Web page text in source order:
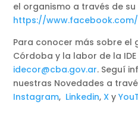
el organismo a través de
https://
Para conocer más sobre el
Córdoba y la labor de la
idecor@cba.gov.ar. Seguí
nuestras Novedades a
Instagram, Linkedin, X y